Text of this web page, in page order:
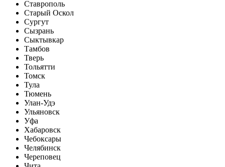
Ставрополь
Старый Оскол
Сургут
Сызрань
Сыктывкар
Тамбов
Тверь
Тольятти
Томск
Тула
Тюмень
Улан-Удэ
Ульяновск
Уфа
Хабаровск
Чебоксары
Челябинск
Череповец